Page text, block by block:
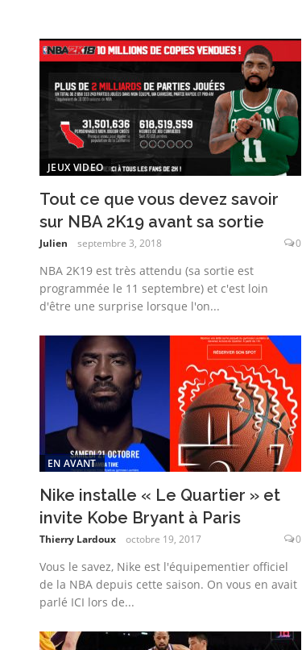
JEUX VIDEO
Tout ce que vous devez savoir
sur NBA 2K19 avant sa sortie
Julien septembre 3, 2018 0
NBA 2K19 est très attendu (sa sortie est
programmée le 11 septembre) et c'est loin
d'être une surprise lorsque l'on...
EN AVANT
Nike installe « Le Quartier » et
invite Kobe Bryant à Paris
Thierry Lardoux octobre 19, 2017 0
Vous le savez, Nike est l'équipementier officiel
de la NBA depuis cette saison. On vous en avait
parlé ICI lors de...